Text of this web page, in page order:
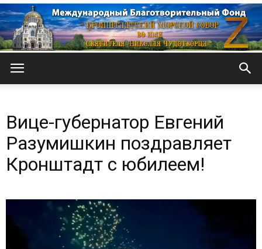
Морской
Вице-губернатор Евгений
Разумишкин поздравляет
Кронштадт с юбилеем!